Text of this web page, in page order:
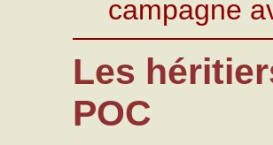
campagne
Les
POC